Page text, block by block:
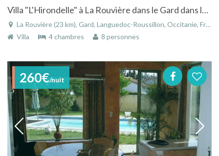
Villa "L'Hirondelle" à La Rouvière dans le Gard dans le Languedoc-Roussillon avec piscine
La Rouvière (23 km), Gard, Languedoc-Roussillon, Occitanie, France
Villa
4 chambres 8 personnes
260€/nuit